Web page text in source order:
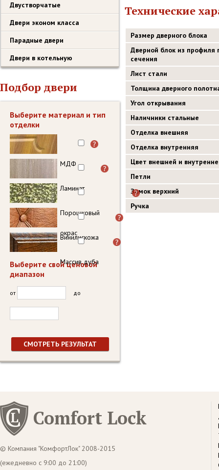
Технические
Размер дверного блока
Дверной блок из профиля
сечения
Лист стали
Толщина дверного
Угол открывания
Наличники стальные
Отделка внешняя
Отделка внутренняя
Цвет внешней и
Петли
Замок верхний
Ручка
Двустворчатые
Двери эконом класса
Парадные двери
Двери в котельную
Подбор двери
Выберите материал и тип
отделки
МДФ
Ламинат
Порошковый
окрас
Винилискожа
Массив дуба
Выберите свой ценовой
диапазон
от до
Comfort Lock
© Компания "КомфортЛок" 2008-2015
(ежедневно с 9:00 до 21:00)